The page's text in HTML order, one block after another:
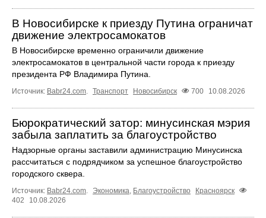
В Новосибирске к приезду Путина ограничат
движение электросамокатов
В Новосибирске временно ограничили движение
электросамокатов в центральной части города к приезду
президента РФ Владимира Путина.
Источник: Babr24.com. Транспорт Новосибирск 700 10.08.2026
Бюрократический затор: минусинская мэрия
забыла заплатить за благоустройство
Надзорные органы заставили администрацию Минусинска
рассчитаться с подрядчиком за успешное благоустройство
городского сквера.
Источник: Babr24.com. Экономика, Благоустройство
Красноярск
402
10.08.2026